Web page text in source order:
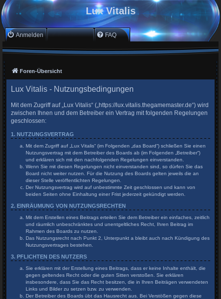
Lux Vitalis
Anmelden Registrieren FAQ
Foren-Übersicht
Lux Vitalis - Nutzungsbedingungen
Mit dem Zugriff auf „Lux Vitalis“ („https://lux.vitalis.thegamemaster.de“) wird
zwischen Ihnen und dem Betreiber ein Vertrag mit folgenden Regelungen
geschlossen:
1. NUTZUNGSVERTRAG
Mit dem Zugriff auf „Lux Vitalis“ (im Folgenden „das Board“) schließen Sie einen
Nutzungsvertrag mit dem Betreiber des Boards ab (im Folgenden „Betreiber“)
und erklären sich mit den nachfolgenden Regelungen einverstanden.
Wenn Sie mit diesen Regelungen nicht einverstanden sind, so dürfen Sie das
Board nicht weiter nutzen. Für die Nutzung des Boards gelten jeweils die an
dieser Stelle veröffentlichten Regelungen.
Der Nutzungsvertrag wird auf unbestimmte Zeit geschlossen und kann von
beiden Seiten ohne Einhaltung einer Frist jederzeit gekündigt werden.
2. EINRÄUMUNG VON NUTZUNGSRECHTEN
Mit dem Erstellen eines Beitrags erteilen Sie dem Betreiber ein einfaches, zeitlich
und räumlich unbeschränktes und unentgeltliches Recht, Ihren Beitrag im
Rahmen des Boards zu nutzen.
Das Nutzungsrecht nach Punkt 2, Unterpunkt a bleibt auch nach Kündigung des
Nutzungsvertrages bestehen.
3. PFLICHTEN DES NUTZERS
Sie erklären mit der Erstellung eines Beitrags, dass er keine Inhalte enthält, die
gegen geltendes Recht oder die guten Sitten verstoßen. Sie erklären
insbesondere, dass Sie das Recht besitzen, die in Ihren Beiträgen verwendeten
Links und Bilder zu setzen bzw. zu verwenden.
Der Betreiber des Boards übt das Hausrecht aus. Bei Verstößen gegen diese